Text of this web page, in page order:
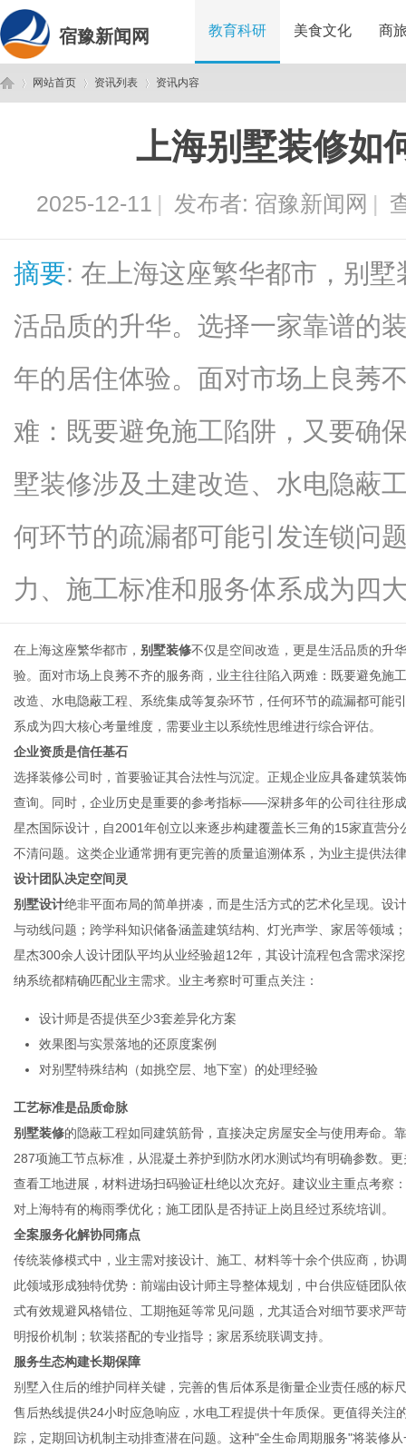
宿豫新闻网 教育科研 美食文化 商
网站首页 资讯列表
›
资讯内容
上海别墅装修如
2025-12-11 | 发布者: 宿豫新闻网 |
摘要: 在上海这座繁华都市，别
活品质的升华。选择一家靠谱的
年的居住体验。面对市场上良莠
难：既要避免施工陷阱，又要确
墅装修涉及土建改造、水电隐蔽
何环节的疏漏都可能引发连锁问
力、施工标准和服务体系成为四
在上海这座繁华都市， 别墅装修不仅是空间改造，更是生活品质的升
验。面对市场上良莠不齐的服务商，业主往往陷入两难：既要避免施
改造、水电隐蔽工程、系统集成等复杂环节，任何环节的疏漏都可能
系成为四大核心考量维度，需要业主以系统性思维进行综合评估。
企业资质是信任基石
选择装修公司时，首要验证其合法性与沉淀。正规企业应具备建筑装
查询。同时，企业历史是重要的参考指标——深耕多年的公司往往形
星杰国际设计，自2001年创立以来逐步构建覆盖长三角的15家直营
不清问题。这类企业通常拥有更完善的质量追溯体系，为业主提供法
设计团队决定空间灵
别墅设计绝非平面布局的简单拼凑，而是生活方式的艺术化呈现。设
与动线问题；跨学科知识储备涵盖建筑结构、灯光声学、家居等领域
星杰300余人设计团队平均从业经验超12年，其设计流程包含需求深
纳系统都精确匹配业主需求。业主考察时可重点关注：
设计师是否提供至少3套差异化方案
效果图与实景落地的还原度案例
对别墅特殊结构（如挑空层、地下室）的处理经验
工艺标准是品质命脉
别墅装修的隐蔽工程如同建筑筋骨，直接决定房屋安全与使用寿命。
287项施工节点标准，从混凝土养护到防水闭水测试均有明确参数。
查看工地进展，材料进场扫码验证杜绝以次充好。建议业主重点考察
对上海特有的梅雨季优化；施工团队是否持证上岗且经过系统培训。
全案服务化解协同痛点
传统装修模式中，业主需对接设计、施工、材料等十余个供应商，协
此领域形成独特优势：前端由设计师主导整体规划，中台供应链团队
式有效规避风格错位、工期拖延等常见问题，尤其适合对细节要求严
明报价机制；软装搭配的专业指导；家居系统联调支持。
服务生态构建长期保障
别墅入住后的维护同样关键，完善的售后体系是衡量企业责任感的
售后热线提供24小时应急响应，水电工程提供十年质保。更值得关
踪，定期回访机制主动排查潜在问题。这种"全生命周期服务"将装修